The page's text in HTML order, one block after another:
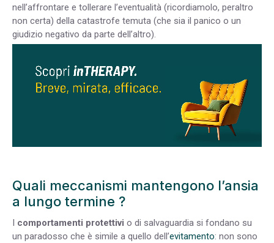
nell’affrontare e tollerare l’eventualità (ricordiamolo, peraltro
non certa) della catastrofe temuta (che sia il panico o un
giudizio negativo da parte dell’altro).
Quali meccanismi mantengono l’ansia
a lungo termine ?
I comportamenti protettivi o di salvaguardia si fondano su
un paradosso che è simile a quello dell’evitamento: non sono